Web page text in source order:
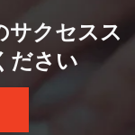
サクセスス
ださい